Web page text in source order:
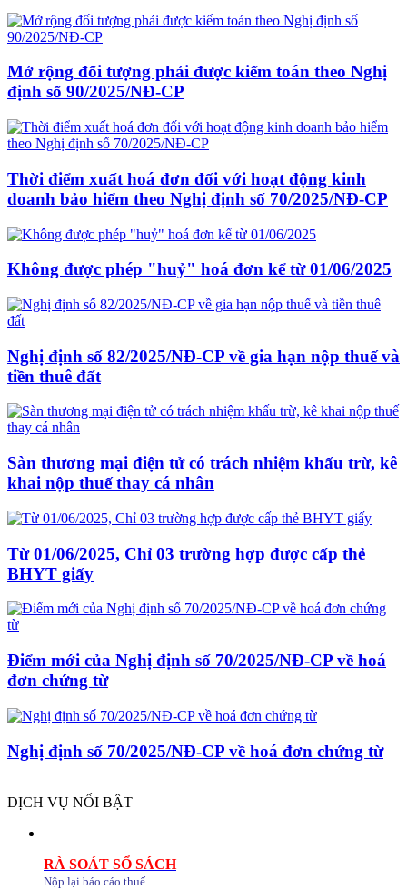
Mở rộng đối tượng phải được kiểm toán theo Nghị
định số 90/2025/NĐ-CP
Thời điểm xuất hoá đơn đối với hoạt động kinh
doanh bảo hiểm theo Nghị định số 70/2025/NĐ-CP
Không được phép "huỷ" hoá đơn kể từ 01/06/2025
Nghị định số 82/2025/NĐ-CP về gia hạn nộp thuế và
tiền thuê đất
Sàn thương mại điện tử có trách nhiệm khấu trừ, kê
khai nộp thuế thay cá nhân
Từ 01/06/2025, Chỉ 03 trường hợp được cấp thẻ
BHYT giấy
Điểm mới của Nghị định số 70/2025/NĐ-CP về hoá
đơn chứng từ
Nghị định số 70/2025/NĐ-CP về hoá đơn chứng từ
DỊCH VỤ NỔI BẬT
RÀ SOÁT SỔ SÁCH
Nộp lại báo cáo thuế